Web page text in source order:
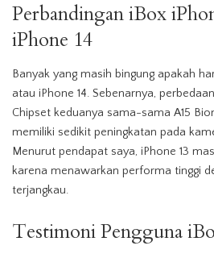
Perbandingan iBox
iPhone 14
Banyak yang masih bingung apakah
atau iPhone 14. Sebenarnya,
Chipset keduanya sama-sama A15
memiliki sedikit peningkatan pada
Menurut pendapat saya, iPhone 13
karena menawarkan performa tinggi
terjangkau.
Testimoni Pengguna